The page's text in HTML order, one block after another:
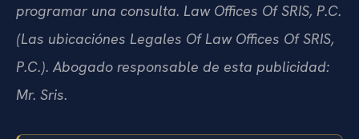
programar una consulta. Law Offices Of SRIS, P.C.
(Las ubicaciónes Legales Of Law Offices Of SRIS,
P.C.). Abogado responsable de esta publicidad:
Mr. Sris.